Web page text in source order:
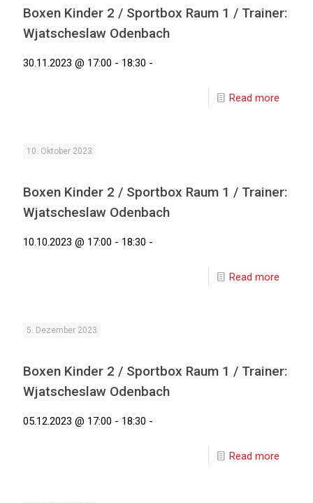
Boxen Kinder 2 / Sportbox Raum 1 / Trainer:
Wjatscheslaw Odenbach
30.11.2023 @ 17:00 - 18:30 -
Read more
10. Oktober 2023
Boxen Kinder 2 / Sportbox Raum 1 / Trainer:
Wjatscheslaw Odenbach
10.10.2023 @ 17:00 - 18:30 -
Read more
5. Dezember 2023
Boxen Kinder 2 / Sportbox Raum 1 / Trainer:
Wjatscheslaw Odenbach
05.12.2023 @ 17:00 - 18:30 -
Read more